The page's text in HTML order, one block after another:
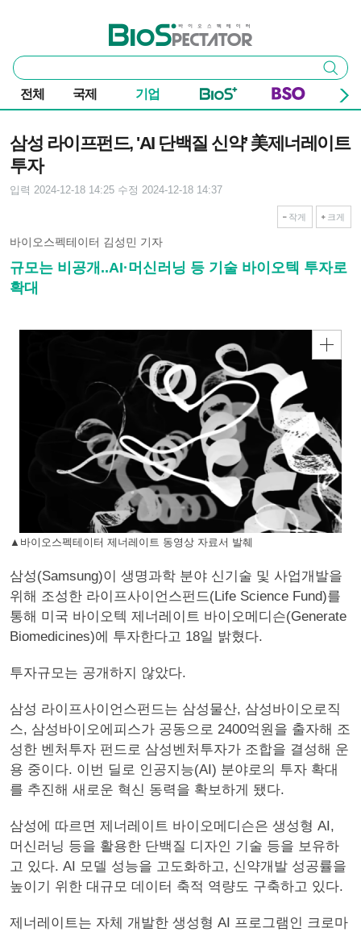
바이오스펙테이터
통
합
검
색
검색
전체 국제 기업
삼성 라이프펀드, 'AI 단백질 신약' 美제너레이트
투자
입력 2024-12-18 14:25 수정 2024-12-18 14:37
작게 크게
바이오스펙테이터 김성민 기자
규모는 비공개..AI·머신러닝 등 기술 바이오텍 투자로
확대
▲바이오스펙테이터 제너레이트 동영상 자료서 발췌
삼성(Samsung)이 생명과학 분야 신기술 및 사업개발을
위해 조성한 라이프사이언스펀드(Life Science Fund)를
통해 미국 바이오텍 제너레이트 바이오메디슨(Generate
Biomedicines)에 투자한다고 18일 밝혔다.
투자규모는 공개하지 않았다.
삼성 라이프사이언스펀드는 삼성물산, 삼성바이오로직
스, 삼성바이오에피스가 공동으로 2400억원을 출자해 조
성한 벤처투자 펀드로 삼성벤처투자가 조합을 결성해 운
용 중이다. 이번 딜로 인공지능(AI) 분야로의 투자 확대
를 추진해 새로운 혁신 동력을 확보하게 됐다.
삼성에 따르면 제너레이트 바이오메디슨은 생성형 AI,
머신러닝 등을 활용한 단백질 디자인 기술 등을 보유하
고 있다. AI 모델 성능을 고도화하고, 신약개발 성공률을
높이기 위한 대규모 데이터 축적 역량도 구축하고 있다.
제너레이트는 자체 개발한 생성형 AI 프로그램인 크로마